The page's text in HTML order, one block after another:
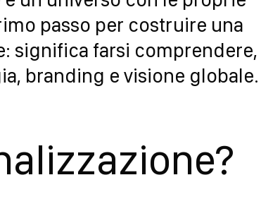
passo per costruire una
significa farsi comprendere,
branding e visione globale.